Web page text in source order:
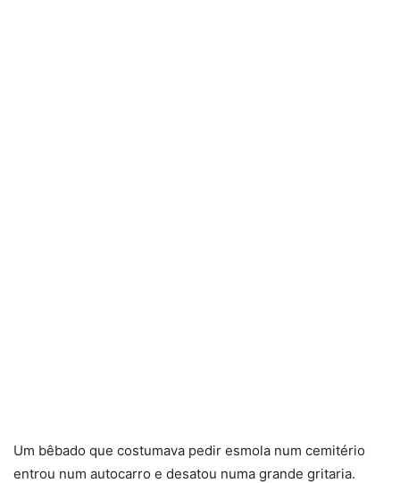
Um bêbado que costumava pedir esmola num cemitério
entrou num autocarro e desatou numa grande gritaria.